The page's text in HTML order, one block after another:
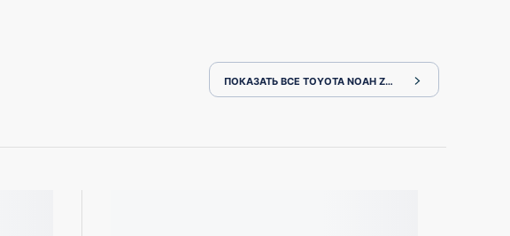
ПОКАЗАТЬ ВСЕ TOYOTA NOAH ZWR80G